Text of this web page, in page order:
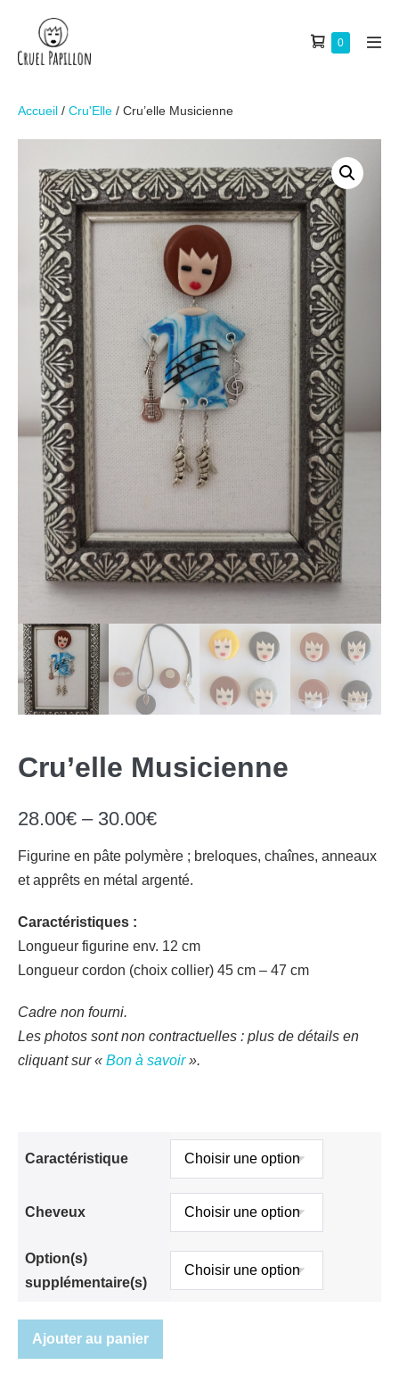
0
Accueil / Cru'Elle / Cru’elle Musicienne
Cru’elle Musicienne
28.00€ – 30.00€
Figurine en pâte polymère ; breloques, chaînes, anneaux
et apprêts en métal argenté.
Caractéristiques :
Longueur figurine env. 12 cm
Longueur cordon (choix collier) 45 cm – 47 cm
Cadre non fourni.
Les photos sont non contractuelles : plus de détails en
cliquant sur « Bon à savoir».
Caractéristique
Cheveux
Option(s)
supplémentaire(s)
Ajouter au panier